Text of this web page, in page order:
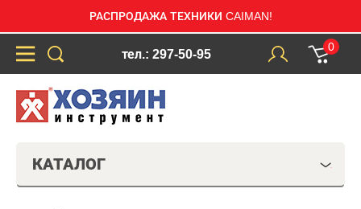
РАСПРОДАЖА ТЕХНИКИ CAIMAN!
тел.: 297-50-95
0
КАТАЛОГ